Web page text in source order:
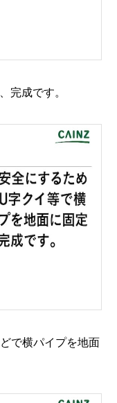
完成です。
で横パイプを地面